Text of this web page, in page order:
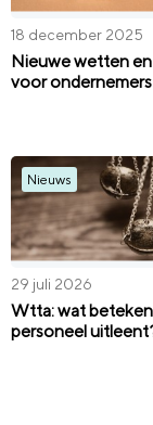
18 december 2025
Nieuwe wetten
voor
Nieuws
29 juli 2026
Wtta: wat
personeel